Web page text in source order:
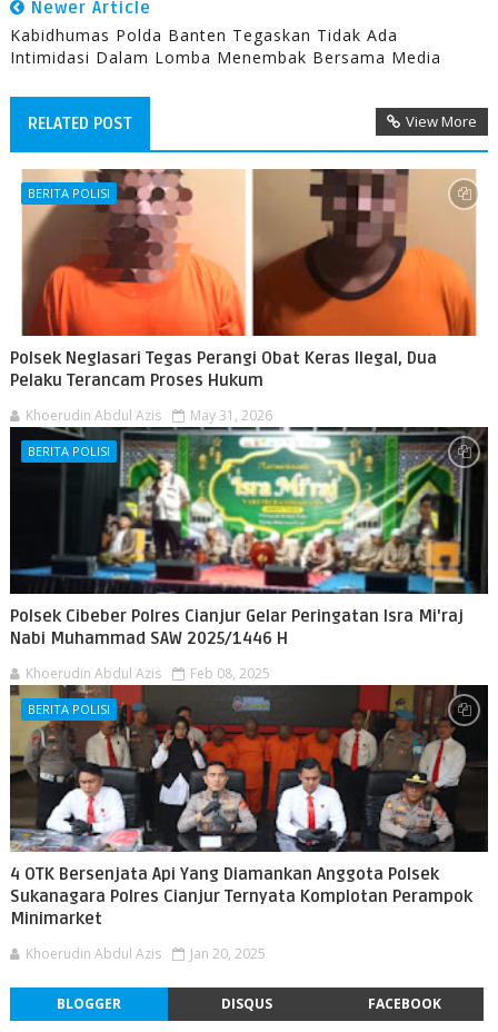
Newer Article
Kabidhumas Polda Banten Tegaskan Tidak Ada
Intimidasi Dalam Lomba Menembak Bersama Media
RELATED POST View More
BERITA POLISI
Polsek Neglasari Tegas Perangi Obat Keras Ilegal, Dua
Pelaku Terancam Proses Hukum
Khoerudin Abdul Azis May 31, 2026
BERITA POLISI
Polsek Cibeber Polres Cianjur Gelar Peringatan Isra Mi'raj
Nabi Muhammad SAW 2025/1446 H
Khoerudin Abdul Azis Feb 08, 2025
BERITA POLISI
4 OTK Bersenjata Api Yang Diamankan Anggota Polsek
Sukanagara Polres Cianjur Ternyata Komplotan Perampok
Minimarket
Khoerudin Abdul Azis Jan 20, 2025
BLOGGER DISQUS FACEBOOK